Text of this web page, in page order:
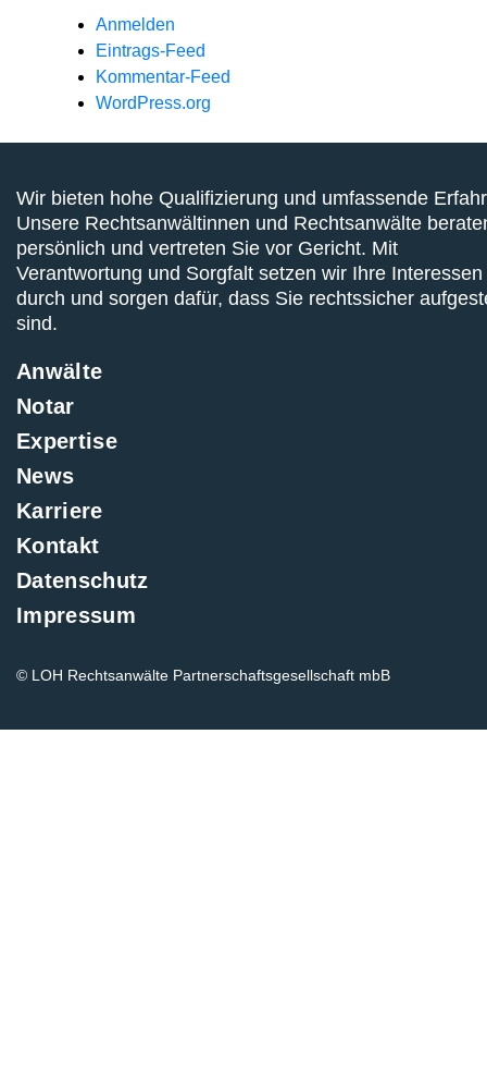
Anmelden
Eintrags-Feed
Kommentar-Feed
WordPress.org
Wir bieten hohe Qualifizierung und umfassende
Unsere Rechtsanwältinnen und Rechtsanwälte
persönlich und vertreten Sie vor Gericht. Mit
Verantwortung und Sorgfalt setzen wir Ihre Interessen
durch und sorgen dafür, dass Sie rechtssicher
sind.
Anwälte
Notar
Expertise
News
Karriere
Kontakt
Datenschutz
Impressum
© LOH Rechtsanwälte Partnerschaftsgesellschaft mbB